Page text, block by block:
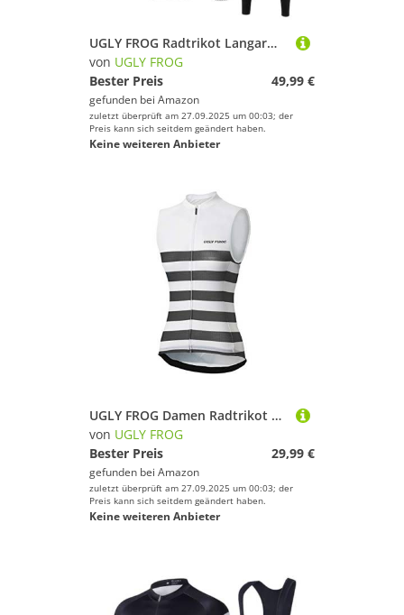
UGLY FROG Radtrikot Langarm Herren Thermische Fleece Winter Fahrradbekleidung Radsportanzüge Fahrradtrikot mit Thermofleecefutter Fahrradhose mit Sitzpolster + 20D Gel für MTB Outdoor 77DERONGDEDB01
von UGLY FROG
Bester Preis
49,99 €
gefunden bei Amazon
zuletzt überprüft am 27.09.2025 um 00:03; der
Preis kann sich seitdem geändert haben.
Keine weiteren Anbieter
UGLY FROG Damen Radtrikot Schnelltrocknend Atmungsaktiv Fahrradtrikot Ärmellos Westen Sommer Stil
von UGLY FROG
Bester Preis
29,99 €
gefunden bei Amazon
zuletzt überprüft am 27.09.2025 um 00:03; der
Preis kann sich seitdem geändert haben.
Keine weiteren Anbieter